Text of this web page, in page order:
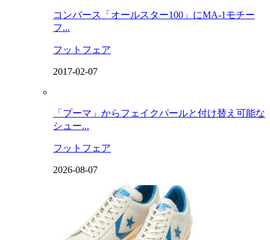
コンバース「オールスター100」にMA-1モチー
フ...
フットフェア
2017-02-07
「プーマ」からフェイクパールと付け替え可能な
シュー...
フットフェア
2026-08-07